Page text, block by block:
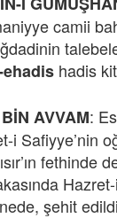
camii
hadis
AVVAM:
i Safiyye’nin
şehit